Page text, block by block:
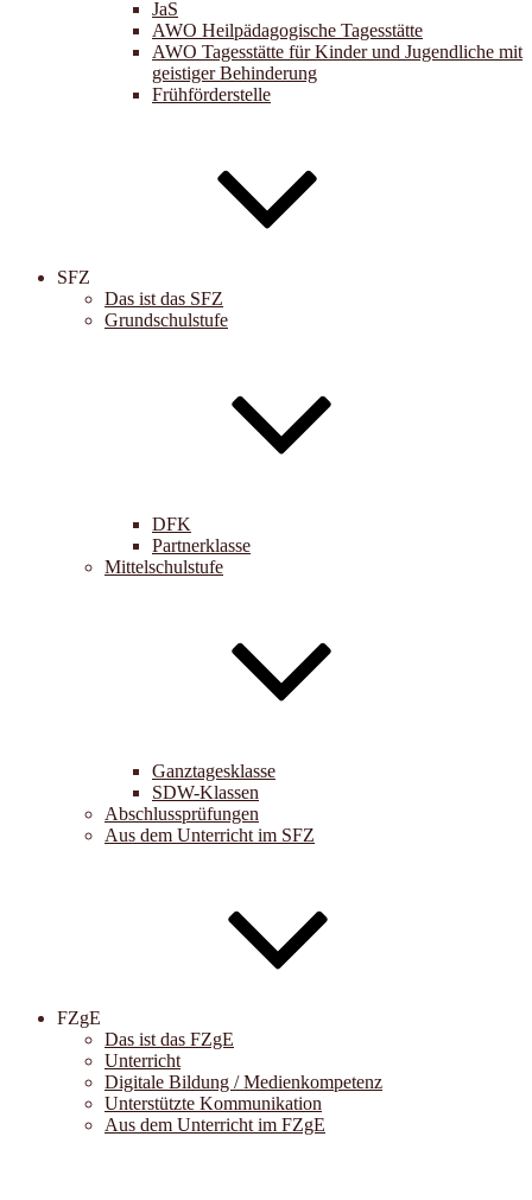
JaS
AWO Heilpädagogische Tagesstätte
AWO Tagesstätte für Kinder und Jugendliche mit
geistiger Behinderung
Frühförderstelle
SFZ
Das ist das SFZ
Grundschulstufe
DFK
Partnerklasse
Mittelschulstufe
Ganztagesklasse
SDW-Klassen
Abschlussprüfungen
Aus dem Unterricht im SFZ
FZgE
Das ist das FZgE
Unterricht
Digitale Bildung / Medienkompetenz
Unterstützte Kommunikation
Aus dem Unterricht im FZgE